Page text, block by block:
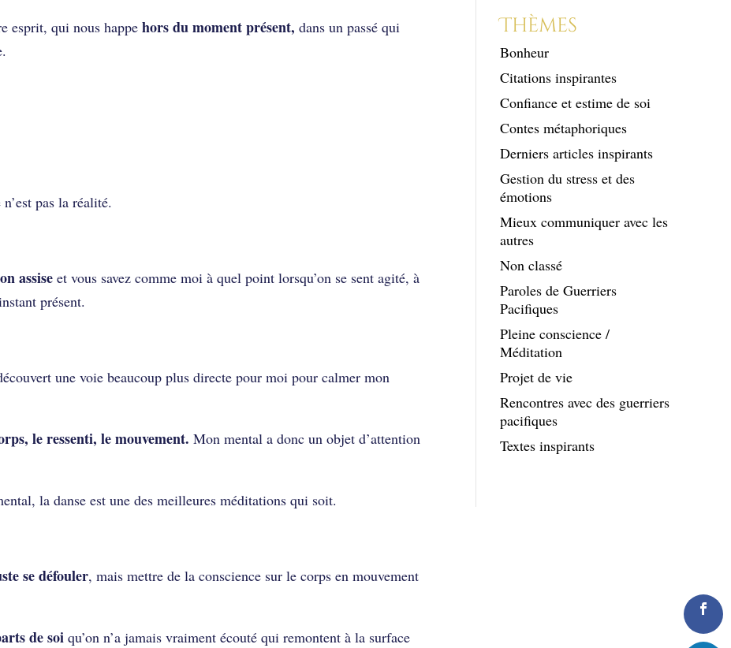
esprit, qui nous happe hors du moment présent, dans un passé qui
pas la réalité.
assiseet vous savez comme moi à quel point lorsqu’on se sent agité, à
présent.
une voie beaucoup plus directe pour moi pour calmer mon
le ressenti, le mouvement. Mon mental a donc un objet d’attention
la danse est une des meilleures méditations qui soit.
se défouler, mais mettre de la conscience sur le corps en mouvement
de soi qu’on n’a jamais vraiment écouté qui remontent à la surface
Thèmes
Bonheur
Citations inspirantes
Confiance et estime de soi
Contes métaphoriques
Derniers articles inspirants
Gestion du stress et des
émotions
Mieux communiquer avec les
autres
Non classé
Paroles de Guerriers
Pacifiques
Pleine conscience /
Méditation
Projet de vie
Rencontres avec des guerriers
pacifiques
Textes inspirants